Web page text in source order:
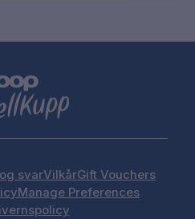
svarVilkårGift Vouchers
Manage Preferences